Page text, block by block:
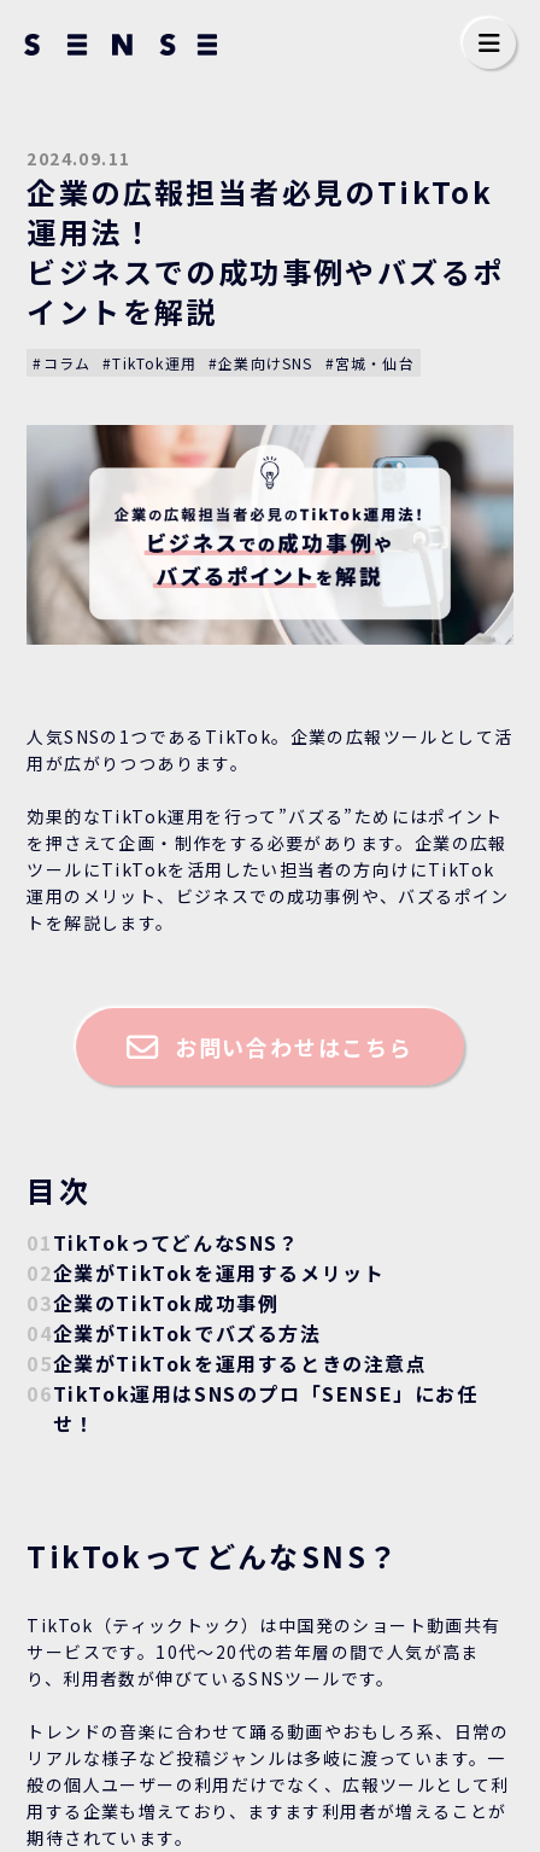
2024.09.11
企業の広報担当者必見のTikTok
運用法！
ビジネスでの成功事例やバズるポ
イントを解説
#コラム #TikTok運用 #企業向けSNS #宮城・仙台
人気SNSの1つであるTikTok。企業の広報ツールとして活
用が広がりつつあります。
効果的なTikTok運用を行って”バズる”ためにはポイント
を押さえて企画・制作をする必要があります。企業の広報
ツールにTikTokを活用したい担当者の方向けにTikTok
運用のメリット、ビジネスでの成功事例や、バズるポイン
トを解説します。
お問い合わせはこちら
目次
01TikTokってどんなSNS？
02企業がTikTokを運用するメリット
03企業のTikTok成功事例
04企業がTikTokでバズる方法
05企業がTikTokを運用するときの注意点
06TikTok運用はSNSのプロ「SENSE」にお任
せ！
TikTokってどんなSNS？
TikTok（ティックトック）は中国発のショート動画共有
サービスです。10代～20代の若年層の間で人気が高ま
り、利用者数が伸びているSNSツールです。
トレンドの音楽に合わせて踊る動画やおもしろ系、日常の
リアルな様子など投稿ジャンルは多岐に渡っています。一
般の個人ユーザーの利用だけでなく、広報ツールとして利
用する企業も増えており、ますます利用者が増えることが
期待されています。